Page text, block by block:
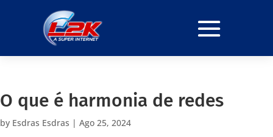
O que é harmonia de redes
by Esdras Esdras | Ago 25, 2024